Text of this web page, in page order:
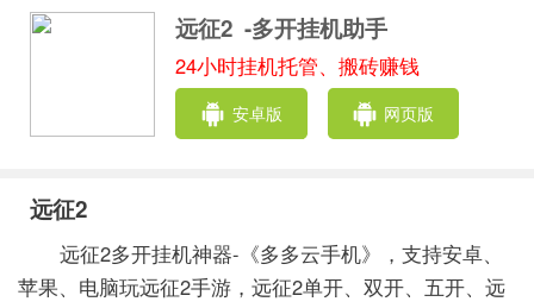
远征2 -多开挂机助手
24小时挂机托管、搬砖赚钱
安卓版 网页版
远征2
远征2多开挂机神器-《多多云手机》，支持安卓、
苹果、电脑玩远征2手游，远征2单开、双开、五开、远